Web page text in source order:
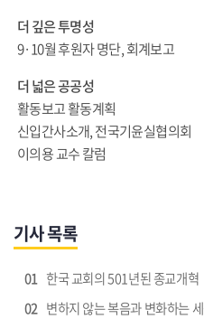
더 깊은 투명성
9·10월 후원자 명단, 회계보고
더 넓은 공공성
활동보고 활동계획
신입간사소개, 전국기윤실협의회
이의용 교수 칼럼
기사 목록
01 한국 교회의 501년된 종교개혁
02 변하지 않는 복음과 변화하는